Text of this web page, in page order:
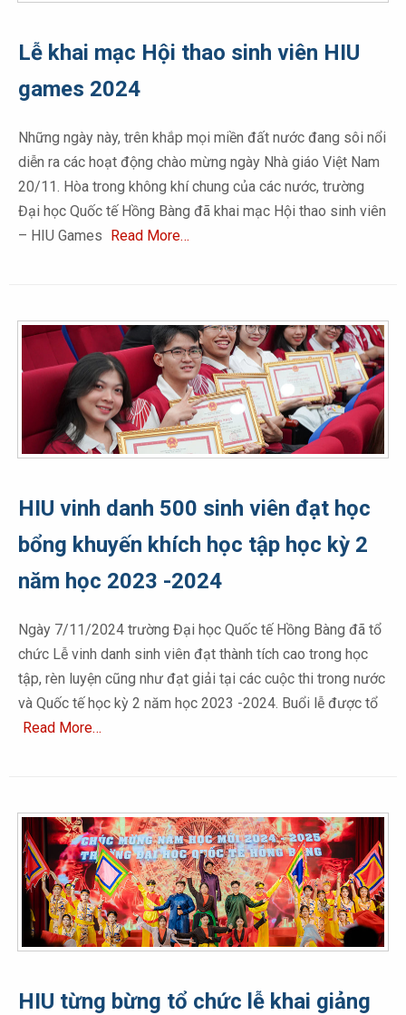
Lễ khai mạc Hội thao sinh viên HIU
games 2024
Những ngày này, trên khắp mọi miền đất nước đang sôi nổi
diễn ra các hoạt động chào mừng ngày Nhà giáo Việt Nam
20/11. Hòa trong không khí chung của các nước, trường
Đại học Quốc tế Hồng Bàng đã khai mạc Hội thao sinh viên
– HIU Games Read More…
HIU vinh danh 500 sinh viên đạt học
bổng khuyến khích học tập học kỳ 2
năm học 2023 -2024
Ngày 7/11/2024 trường Đại học Quốc tế Hồng Bàng đã tổ
chức Lễ vinh danh sinh viên đạt thành tích cao trong học
tập, rèn luyện cũng như đạt giải tại các cuộc thi trong nước
và Quốc tế học kỳ 2 năm học 2023 -2024. Buổi lễ được tổ
Read More…
HIU từng bừng tổ chức lễ khai giảng